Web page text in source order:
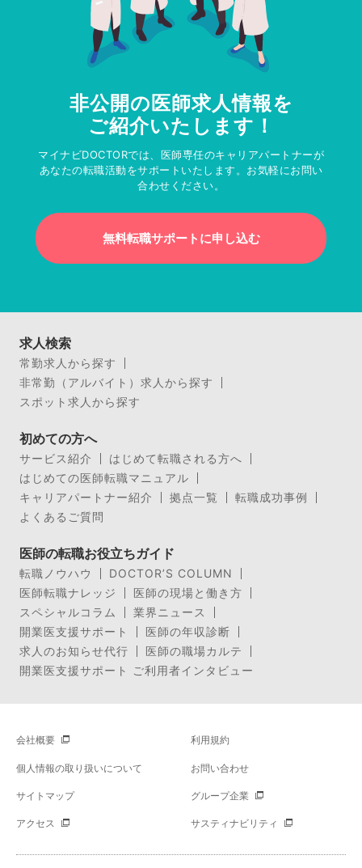
非公開の医師求人情報を
ご紹介いたします！
マイナビDOCTORでは、医師専任のキャリアパートナーが
あなたの転職活動をサポートいたします。お気軽にお問い
合わせください。
無料転職サポートに申し込む
求人検索
常勤求人から探す
非常勤（アルバイト）求人から探す
スポット求人から探す
初めての方へ
サービス紹介
はじめて転職される方へ
はじめての医師転職マニュアル
キャリアパートナー紹介
拠点一覧
転職成功事例
よくあるご質問
医師の転職お役立ちガイド
転職ノウハウ
DOCTOR’S COLUMN
医師転職ナレッジ
医師の現場と働き方
スペシャルコラム
業界ニュース
開業医支援サポート
医師の年収診断
求人のお知らせ代行
医師の職場カルテ
開業医支援サポート ご利用者インタビュー
会社概要 利用規約
個人情報の取り扱いについて お問い合わせ
サイトマップ グループ企業
アクセス サスティナビリティ